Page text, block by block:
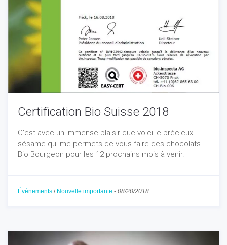
Certification Bio Suisse 2018
C'est avec un immense plaisir que voici le précieux
sésame qui me permets de vous faire des chocolats
Bio Bourgeon pour les 12 prochains mois à venir.
Événements / Nouvelle importante - 08/20/2018